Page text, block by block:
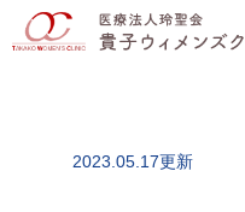
2023.05.17更新